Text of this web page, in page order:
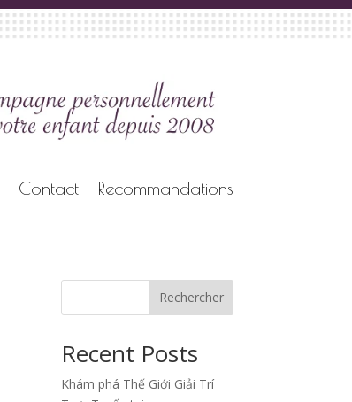
Contact Recommandations
Rechercher
Recent Posts
Khám phá Thế Giới Giải Trí